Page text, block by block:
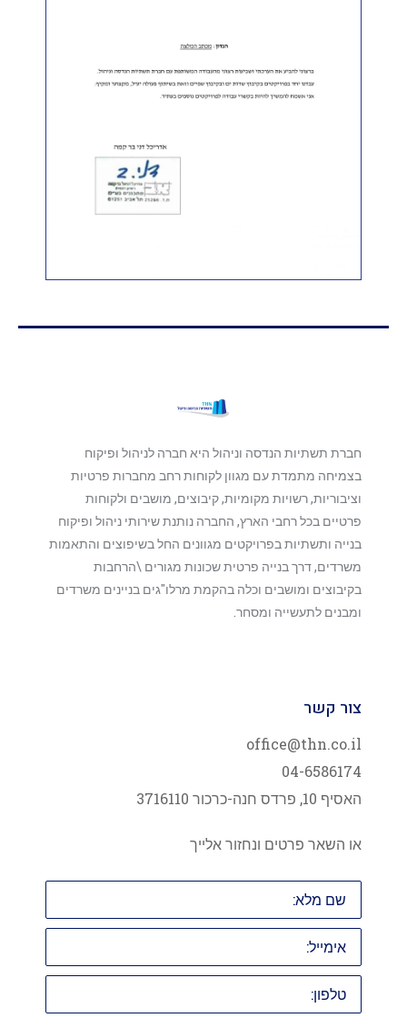
חברת תשתיות הנדסה וניהול היא חברה לניהול ופיקוח
בצמיחה מתמדת עם מגוון לקוחות רחב מחברות פרטיות
וציבוריות, רשויות מקומיות, קיבוצים, מושבים ולקוחות
פרטיים בכל רחבי הארץ, החברה נותנת שירותי ניהול ופיקוח
בנייה ותשתיות בפרויקטים מגוונים החל בשיפוצים והתאמות
משרדים, דרך בנייה פרטית שכונות מגורים \הרחבות
בקיבוצים ומושבים וכלה בהקמת מרלו"גים בניינים משרדים
ומבנים לתעשייה ומסחר.
צור קשר
office@thn.co.il
04-6586174
האסיף 10, פרדס חנה-כרכור 3716110
או השאר פרטים ונחזור אלייך
שם
מלא:
אימייל:
טלפון: